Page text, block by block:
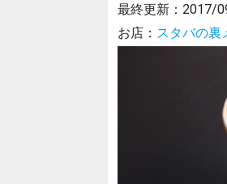
最終更新： 2017/
お店： スタバの裏